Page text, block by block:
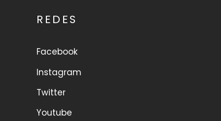
REDES
Facebook
Instagram
Twitter
Youtube